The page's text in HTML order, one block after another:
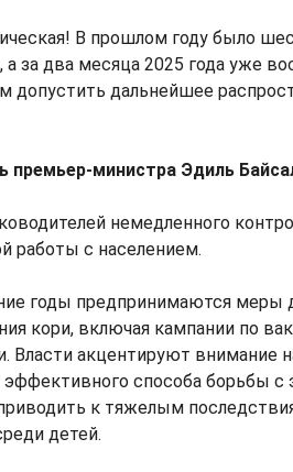
В прошлом году было
а за два месяца 2025 года уже
дальнейшее
премьер-министра Эдиль
немедленного
работы с населением.
годы предпринимаются меры
кори, включая кампании по
Власти акцентируют внимание
способа борьбы с
к тяжелым
детей.